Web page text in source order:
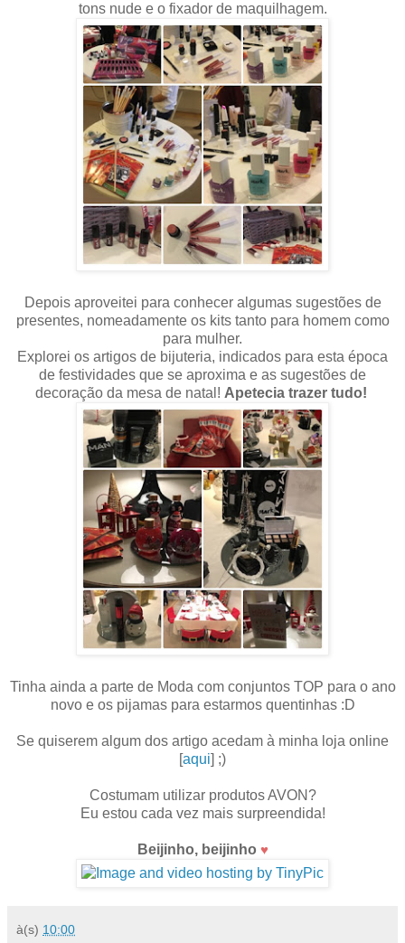
tons nude e o fixador de maquilhagem.
Depois aproveitei para conhecer algumas sugestões de
presentes, nomeadamente os kits tanto para homem como
para mulher.
Explorei os artigos de bijuteria, indicados para esta época
de festividades que se aproxima e as sugestões de
decoração da mesa de natal! Apetecia trazer tudo!
Tinha ainda a parte de Moda com conjuntos TOP para o ano
novo e os pijamas para estarmos quentinhas :D
Se quiserem algum dos artigo acedam à minha loja online
[aqui] ;)
Costumam utilizar produtos AVON?
Eu estou cada vez mais surpreendida!
Beijinho, beijinho ♥
à(s) 10:00